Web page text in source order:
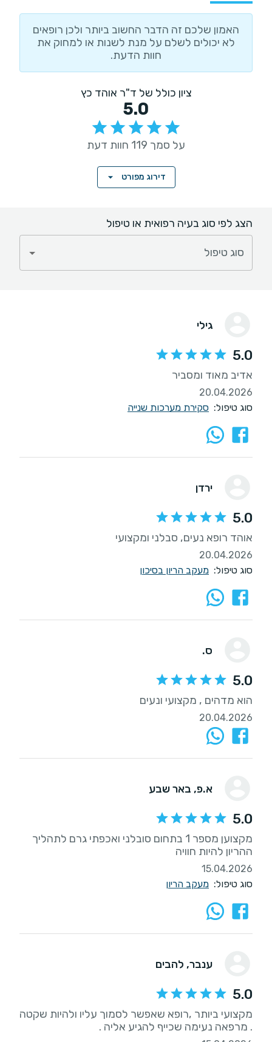
האמון שלכם זה הדבר החשוב ביותר ולכן רופאים
לא יכולים לשלם על מנת לשנות או למחוק את
חוות הדעת.
ציון כולל של ד"ר אוהד כץ
5.0
על סמך 119 חוות דעת
דירוג מפורט
הצג לפי סוג בעיה רפואית או טיפול
סוג טיפול
גילי
5.0
אדיב מאוד ומסביר
20.04.2026
סוג טיפול: סקירת מערכות שנייה
ירדן
5.0
אוהד רופא נעים, סבלני ומקצועי
20.04.2026
סוג טיפול: מעקב הריון בסיכון
ס.
5.0
הוא מדהים , מקצועי ונעים
20.04.2026
א.פ, באר שבע
5.0
מקצוען מספר 1 בתחום סובלני ואכפתי גרם לתהליך
ההריון להיות חוויה
15.04.2026
סוג טיפול: מעקב הריון
ענבר, להבים
5.0
מקצועי ביותר ,רופא שאפשר לסמוך עליו ולהיות שקטה
. מרפאה נעימה שכייף להגיע אליה .